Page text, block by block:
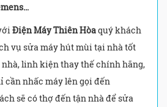
Điện Máy Thiên Hòaquý khách
vụ sửa máy hút mùi tại nhà tốt
linh kiện thay thế chính hãng,
cần nhấc máy lên gọi đến
sẽ có thợ đến tận nhà để sửa